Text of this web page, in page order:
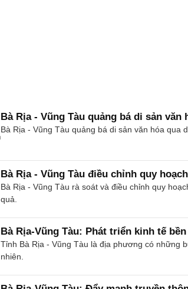
Bà Rịa - Vũng Tàu quảng bá di sản
Bà Rịa - Vũng Tàu quảng bá di sản văn hóa qua
Bà Rịa - Vũng Tàu điều chỉnh quy
Bà Rịa - Vũng Tàu rà soát và điều chỉnh quy
quả.
Bà Rịa-Vũng Tàu: Phát triển kinh tế
Tỉnh Bà Rịa - Vũng Tàu là địa phương có những
nhiên.